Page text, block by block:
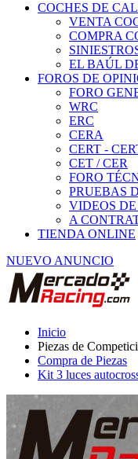
COCHES DE
VENTA
COMPRA
EL BAÚL
FOROS DE
FORO
WRC
ERC
CERA
CERT -
CET / CER
FORO
PRUEBAS
VIDEOS
A
TIENDA ONLINE
NUEVO ANUNCIO
Inicio
Piezas de
Compra de Piezas
Kit 3 luces